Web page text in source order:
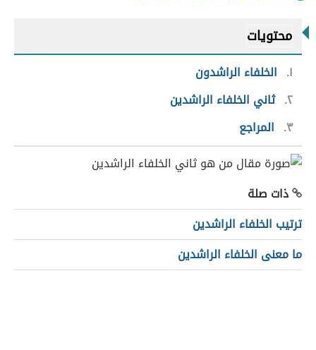
محتويات
١
الخلفاء الراشدون
٢ ثاني الخلفاء الراشدين
٣
المراجع
ذات صلة
ترتيب الخلفاء الراشدين
ما معنى الخلفاء الراشدين